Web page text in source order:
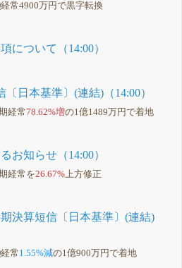
常4900万円で黒字転換
について（14:00）
日本基準〕(連結)（14:00）
経常78.62%増の1億1489万円で着地
お知らせ（14:00）
経常を26.67% 上方修正
決算短信〔日本基準〕(連結)
常1.55%減の1億900万円で着地